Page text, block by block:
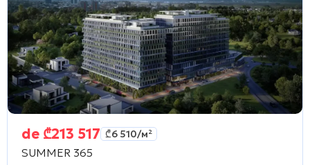
de ₾213 517 ₾6 510/м²
SUMMER 365